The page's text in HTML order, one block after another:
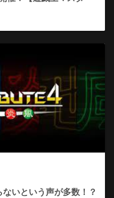
いという声が多数！？